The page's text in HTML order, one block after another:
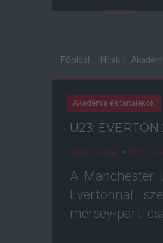
Főoldal Hírek
Akadémia és tartalékok
U23:
admin admin • 2016.
A Manchester
Evertonnal
mersey-parti